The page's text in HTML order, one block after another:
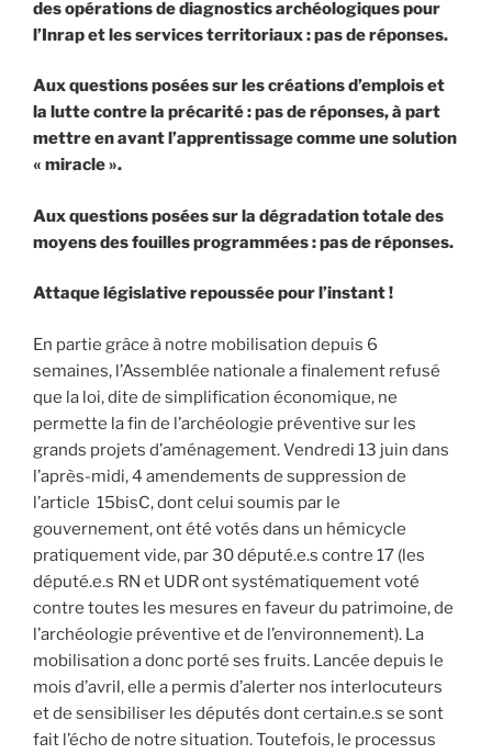
des opérations de diagnostics archéologiques pour
l’Inrap et les services territoriaux : pas de réponses.
Aux questions posées sur les créations d’emplois et
la lutte contre la précarité : pas de réponses, à part
mettre en avant l’apprentissage comme une solution
« miracle ».
Aux questions posées sur la dégradation totale des
moyens des fouilles programmées : pas de réponses.
Attaque législative repoussée pour l’instant !
En partie grâce à notre mobilisation depuis 6
semaines, l’Assemblée nationale a finalement refusé
que la loi, dite de simplification économique, ne
permette la fin de l’archéologie préventive sur les
grands projets d’aménagement. Vendredi 13 juin dans
l’après-midi, 4 amendements de suppression de
l’article 15bisC, dont celui soumis par le
gouvernement, ont été votés dans un hémicycle
pratiquement vide, par 30 député.e.s contre 17 (les
député.e.s RN et UDR ont systématiquement voté
contre toutes les mesures en faveur du patrimoine, de
l’archéologie préventive et de l’environnement). La
mobilisation a donc porté ses fruits. Lancée depuis le
mois d’avril, elle a permis d’alerter nos interlocuteurs
et de sensibiliser les députés dont certain.e.s se sont
fait l’écho de notre situation. Toutefois, le processus